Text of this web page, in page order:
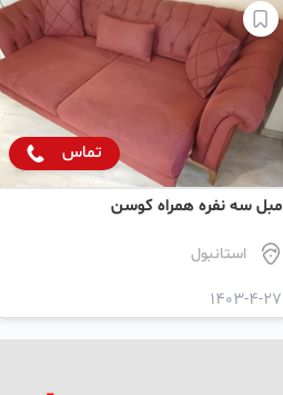
تماس
مبل سه نفره همراه کوسن
استانبول
1403-4-27